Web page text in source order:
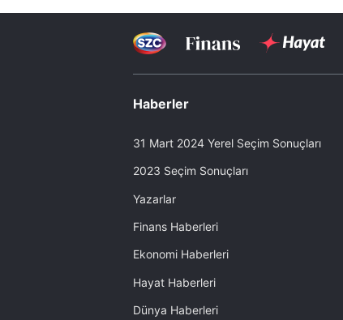
Haberler
31 Mart 2024 Yerel Seçim Sonuçları
2023 Seçim Sonuçları
Yazarlar
Finans Haberleri
Ekonomi Haberleri
Hayat Haberleri
Dünya Haberleri